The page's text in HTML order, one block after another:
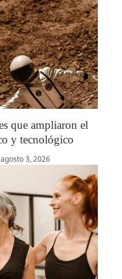
que ampliaron el
y tecnológico
agosto 3, 2026